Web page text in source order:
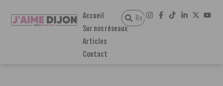
Accueil
Sur nos réseaux
Articles
Contact